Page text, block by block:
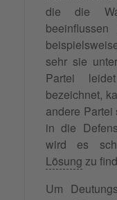
die die
sehr sie
Partei
bezeichnet,
andere
in die
wird es
Lösung zu
Um